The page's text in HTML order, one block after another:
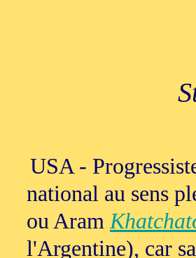
USA -
national au sens
ou Aram
l'Argentine), car